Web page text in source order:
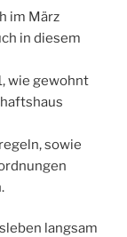
im März
in diesem
wie gewohnt
sowie
langsam